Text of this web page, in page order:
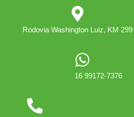
Rodovia Washington Luiz, KM 299
16 99172-7376